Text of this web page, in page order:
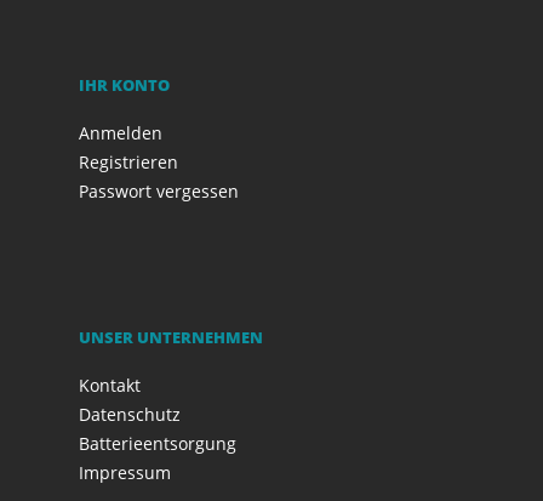
IHR KONTO
Anmelden
Registrieren
Passwort vergessen
UNSER UNTERNEHMEN
Kontakt
Datenschutz
Batterieentsorgung
Impressum